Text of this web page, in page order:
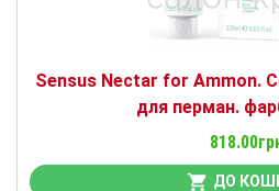
Sensus Nectar for Ammon.
для перман.
ДО